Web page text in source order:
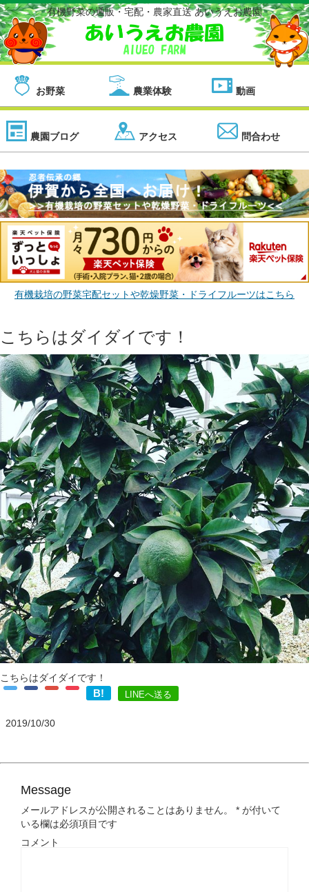
有機野菜の通販・宅配・農家直送 あいうえお農園
お野菜 農業体験 動画
農園ブログ アクセス 問合わせ
有機栽培の野菜宅配セットや乾燥野菜・ドライフルーツはこちら
こちらはダイダイです！
こちらはダイダイです！
B! LINEへ送る
2019/10/30
Message
メールアドレスが公開されることはありません。 * が付いて
いる欄は必須項目です
コメント